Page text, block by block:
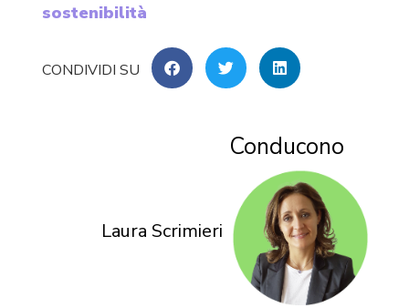
sostenibilità
Conducono
Laura Scrimieri